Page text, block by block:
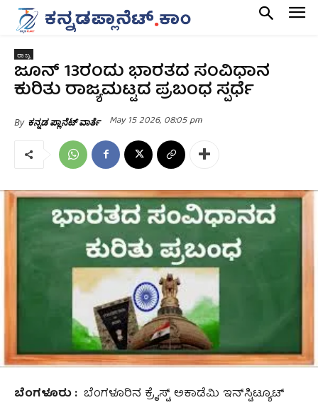
ರಾಜ್ಯ
ಜೂನ್‌ 13ರಂದು ಭಾರತದ ಸಂವಿಧಾನ
ಕುರಿತು ರಾಜ್ಯಮಟ್ಟದ ಪ್ರಬಂಧ ಸ್ಪರ್ಧೆ
By ಕನ್ನಡ ಪ್ಲಾನೆಟ್ ವಾರ್ತೆ May 15 2026, 08:05 pm
ಬೆಂಗಳೂರು : ಬೆಂಗಳೂರಿನ ಕ್ರೈಸ್ಟ್ ಅಕಾಡೆಮಿ ಇನ್‌ಸ್ಟಿಟ್ಯೂಟ್